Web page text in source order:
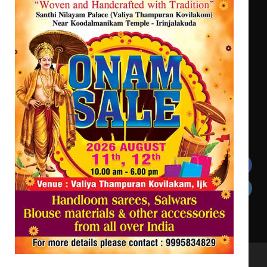
സർഗ്ഗസാഹിതി- കവിതാസംഗമം 2026
കവിതാ ചർച്ച കാട്ടൂർ, ടി. കെ.
ബാലൻ ഹാളിൽ 16ന്
ഇടത്തരം മഴയ്ക്കും കാറ്റിനും
സാധ്യത ഇരിങ്ങാലക്കുടയിൽ 4.4
മില്ലി മീറ്റർ മഴ ലഭിച്ചു
Get In Touch
Twitter Facebook
LinkedIn Instagram
YouTube
All Rights Reserved to irinjalakudalive.com Powered